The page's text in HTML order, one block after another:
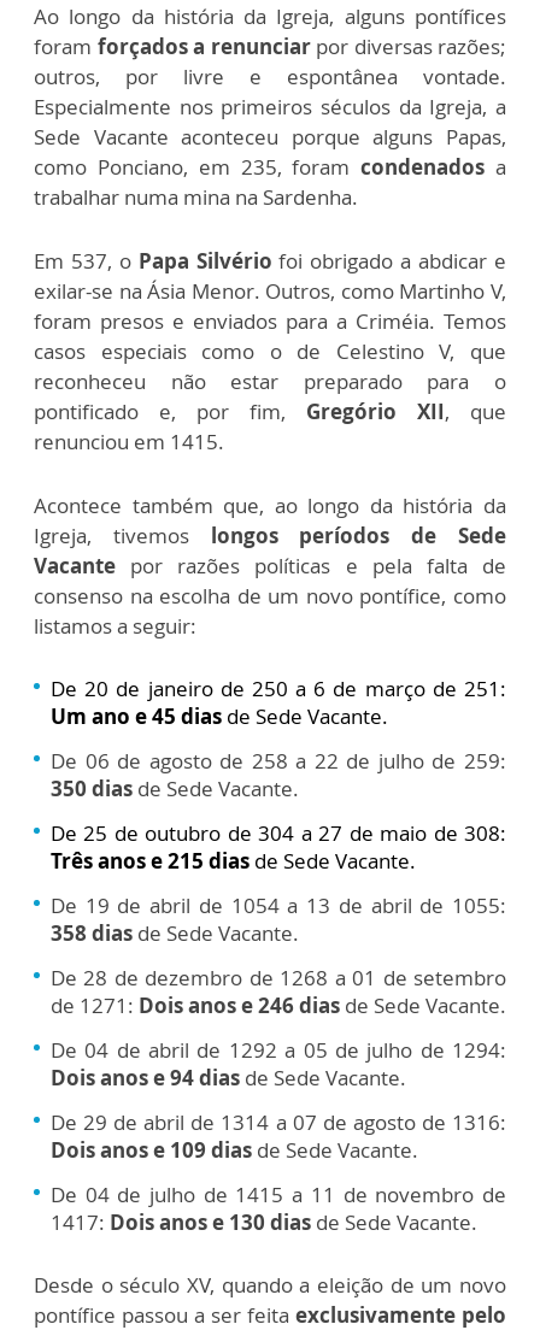
Ao longo da história da Igreja, alguns pontífices
foram forçados a renunciarpor diversas razões;
outros, por livre e espontânea vontade.
Especialmente nos primeiros séculos da Igreja, a
Sede Vacante aconteceu porque alguns Papas,
como Ponciano, em 235, foramcondenados a
trabalhar numa mina na Sardenha.
Em 537, o Papa Silvério foi obrigado a abdicar e
exilar-se na Ásia Menor. Outros, como Martinho V,
foram presos e enviados para a Criméia. Temos
casos especiais como o de Celestino V, que
reconheceu não estar preparado para o
pontificado e, por fim, Gregório XII, que
renunciou em 1415.
Acontece também que, ao longo da história da
Igreja, tivemos longos períodos de Sede
Vacante por razões políticas e pela falta de
consenso na escolha de um novo pontífice, como
listamos a seguir:
De 20 de janeiro de 250 a 6 de março de 251:
Um ano e 45 dias de Sede Vacante.
De 06 de agosto de 258 a 22 de julho de 259:
350 dias de Sede Vacante.
De 25 de outubro de 304 a 27 de maio de 308:
Três anos e 215 dias de Sede Vacante.
De 19 de abril de 1054 a 13 de abril de 1055:
358 dias de Sede Vacante.
De 28 de dezembro de 1268 a 01 de setembro
de 1271: Dois anos e 246 dias de Sede Vacante.
De 04 de abril de 1292 a 05 de julho de 1294:
Dois anos e 94 dias de Sede Vacante.
De 29 de abril de 1314 a 07 de agosto de 1316:
Dois anos e 109 dias de Sede Vacante.
De 04 de julho de 1415 a 11 de novembro de
1417: Dois anos e 130 dias de Sede Vacante.
Desde o século XV, quando a eleição de um novo
pontífice passou a ser feita exclusivamente pelo